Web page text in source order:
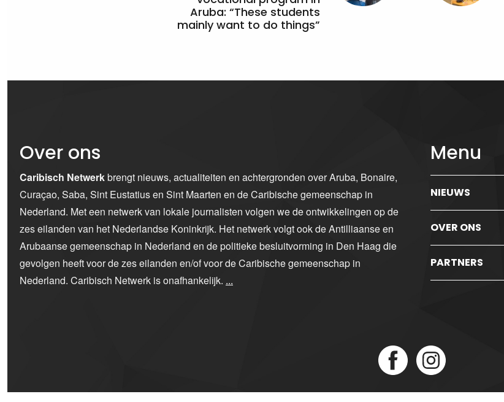
Aruba: “These students
mainly want to do things”
Over ons
Caribisch Netwerkbrengt nieuws, actualiteiten en achtergronden over Aruba, Bonaire,
Curaçao, Saba, Sint Eustatius en Sint Maarten en de Caribische gemeenschap in
Nederland. Met een netwerk van lokale journalisten volgen we de ontwikkelingen op de
zes eilanden van het Nederlandse Koninkrijk. Het netwerk volgt ook de Antilliaanse en
Arubaanse gemeenschap in Nederland en de politieke besluitvorming in Den Haag die
gevolgen heeft voor de zes eilanden en/of voor de Caribische gemeenschap in
Nederland. Caribisch Netwerk is onafhankelijk. ...
Menu
NIEUWS
OVER ONS
PARTNERS